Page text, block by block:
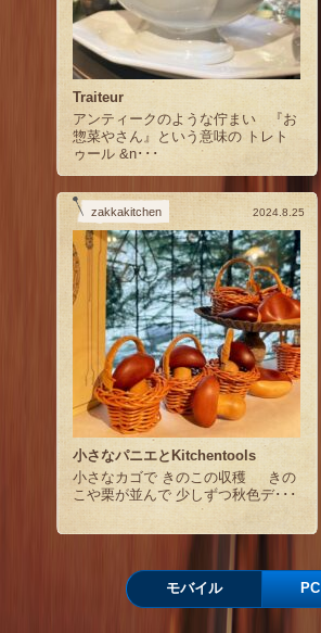
Traiteur
アンティークのような佇まい 『お
惣菜やさん』という意味の トレト
ゥール &n･･･
zakkakitchen 2024.8.25
小さなパニエとKitchentools
小さなカゴで きのこの収穫 きの
こや栗が並んで 少しずつ秋色デ･･･
モバイル PC